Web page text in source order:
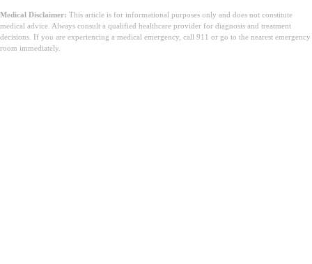
Medical Disclaimer: This article is for informational purposes only and does not constitute
medical advice. Always consult a qualified healthcare provider for diagnosis and treatment
decisions. If you are experiencing a medical emergency, call 911 or go to the nearest emergency
room immediately.